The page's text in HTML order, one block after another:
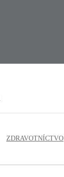
ZDRAVOTNÍCTVO